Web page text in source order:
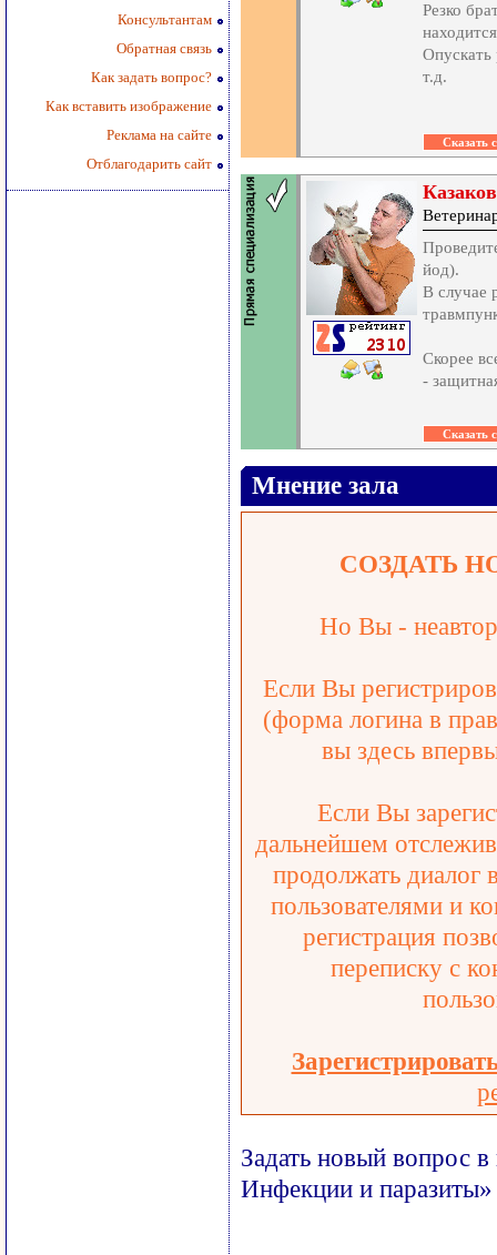
Консультантам
Обратная связь
Как задать вопрос?
Как вставить изображение
Реклама на сайте
Отблагодарить сайт
Резко
Опускать
т.д.
йод).
В случае
Скорее
-
Мнение зала
СОЗДАТЬ
Но Вы -
Если Вы
(форма логина в
вы здесь
Если Вы
дальнейшем
продолжать диалог
пользователями и
регистрация
переписку с
Задать новый вопрос
Инфекции и паразиты»